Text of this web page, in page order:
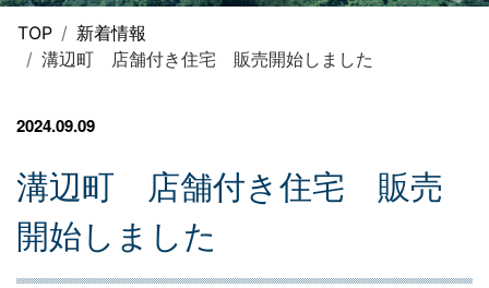
TOP
新着情報
溝辺町 店舗付き住宅 販売開始しました
2024.09.09
溝辺町 店舗付き住宅 販売
開始し ま した